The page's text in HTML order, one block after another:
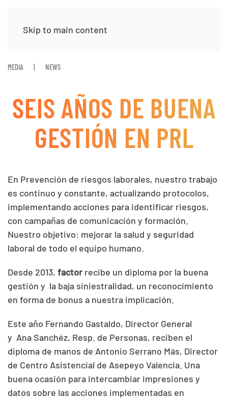
Skip to main content
MEDIA NEWS
SEIS AÑOS DE BUENA
GESTIÓN EN PRL
En Prevención de riesgos laborales, nuestro trabajo
es continuo y constante, actualizando protocolos,
implementando acciones para identificar riesgos,
con campañas de comunicación y formación.
Nuestro objetivo: mejorar la salud y seguridad
laboral de todo el equipo humano.
Desde 2013, factor recibe un diploma por la buena
gestión y la baja siniestralidad, un reconocimiento
en forma de bonus a nuestra implicación.
Este año Fernando Gastaldo, Director General
y AnaSanchéz, Resp. de Personas, reciben el
diploma de manos de Antonio Serrano Más, Director
de Centro Asistencial de Asepeyo Valencia. Una
buena ocasión para intercambiar impresiones y
datos sobre las acciones implementadas en